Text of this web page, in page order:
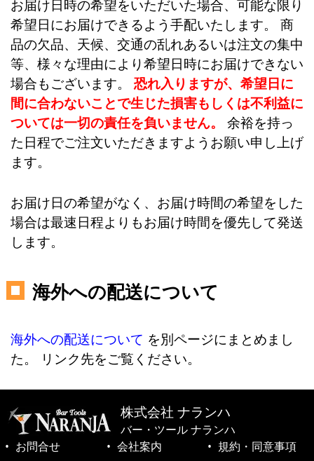
お届け日時の希望をいただいた場合、可能な限り
希望日にお届けできるよう手配いたします。 商
品の欠品、天候、交通の乱れあるいは注文の集中
等、様々な理由により希望日時にお届けできない
場合もございます。 恐れ入りますが、希望日に
間に合わないことで生じた損害もしくは不利益に
ついては一切の責任を負いません。 余裕を持っ
た日程でご注文いただきますようお願い申し上げ
ます。
お届け日の希望がなく、お届け時間の希望をした
場合は最速日程よりもお届け時間を優先して発送
します。
海外への配送について
海外への配送について を別ページにまとめまし
た。 リンク先をご覧ください。
株式会社 ナランハ
バー・ツール ナランハ
お問合せ
会社案内 規約・同意事項